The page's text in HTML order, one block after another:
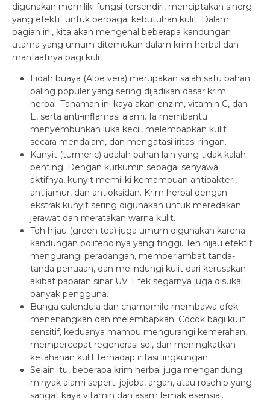
digunakan memiliki fungsi tersendiri, menciptakan sinergi
yang efektif untuk berbagai kebutuhan kulit. Dalam
bagian ini, kita akan mengenal beberapa kandungan
utama yang umum ditemukan dalam krim herbal dan
manfaatnya bagi kulit.
Lidah buaya (Aloe vera) merupakan salah satu bahan
paling populer yang sering dijadikan dasar krim
herbal. Tanaman ini kaya akan enzim, vitamin C, dan
E, serta anti-inflamasi alami. Ia membantu
menyembuhkan luka kecil, melembapkan kulit
secara mendalam, dan mengatasi iritasi ringan.
Kunyit (turmeric) adalah bahan lain yang tidak kalah
penting. Dengan kurkumin sebagai senyawa
aktifnya, kunyit memiliki kemampuan antibakteri,
antijamur, dan antioksidan. Krim herbal dengan
ekstrak kunyit sering digunakan untuk meredakan
jerawat dan meratakan warna kulit.
Teh hijau (green tea) juga umum digunakan karena
kandungan polifenolnya yang tinggi. Teh hijau efektif
mengurangi peradangan, memperlambat tanda-
tanda penuaan, dan melindungi kulit dari kerusakan
akibat paparan sinar UV. Efek segarnya juga disukai
banyak pengguna.
Bunga calendula dan chamomile membawa efek
menenangkan dan melembapkan. Cocok bagi kulit
sensitif, keduanya mampu mengurangi kemerahan,
mempercepat regenerasi sel, dan meningkatkan
ketahanan kulit terhadap iritasi lingkungan.
Selain itu, beberapa krim herbal juga mengandung
minyak alami seperti jojoba, argan, atau rosehip yang
sangat kaya vitamin dan asam lemak esensial.